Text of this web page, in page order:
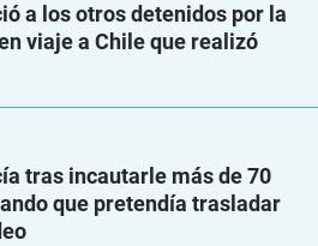
a los otros detenidos por la
viaje a Chile que realizó
tras incautarle más de 70
que pretendía trasladar